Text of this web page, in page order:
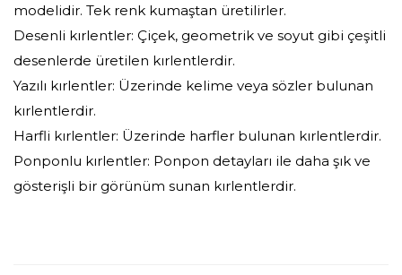
modelidir. Tek renk kumaştan üretilirler.
Desenli kırlentler: Çiçek, geometrik ve soyut gibi çeşitli
desenlerde üretilen kırlentlerdir.
Yazılı kırlentler: Üzerinde kelime veya sözler bulunan
kırlentlerdir.
Harfli kırlentler: Üzerinde harfler bulunan kırlentlerdir.
Ponponlu kırlentler: Ponpon detayları ile daha şık ve
gösterişli bir görünüm sunan kırlentlerdir.